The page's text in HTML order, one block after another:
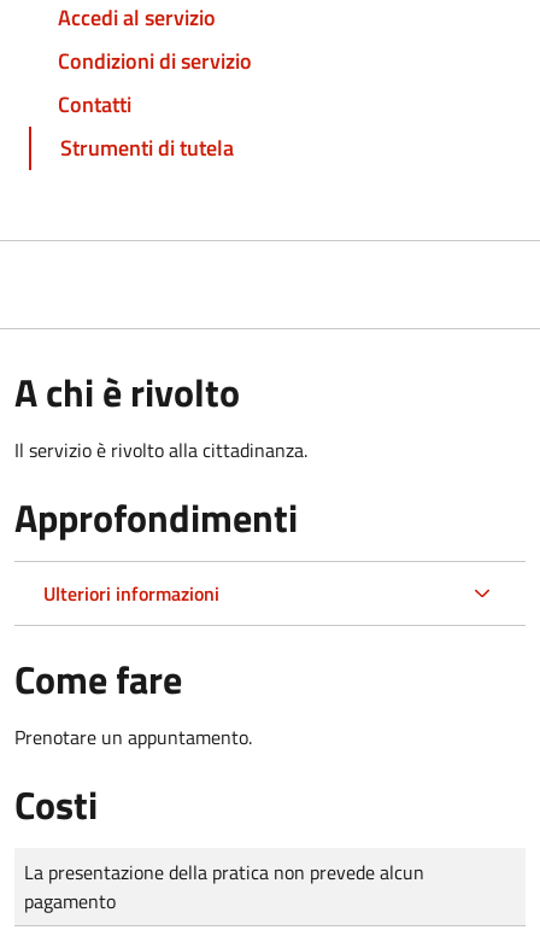
Accedi al servizio
Condizioni di servizio
Contatti
Strumenti di tutela
A chi è rivolto
Il servizio è rivolto alla cittadinanza.
Approfondimenti
Ulteriori informazioni
Come fare
Prenotare un appuntamento.
Costi
Tipo di pagamento
Importo
La presentazione della pratica non prevede alcun
pagamento